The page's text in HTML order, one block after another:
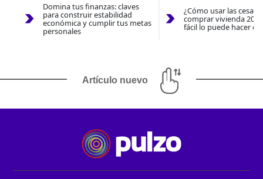
Domina tus finanzas: claves
para construir estabilidad
económica y cumplir tus metas
personales
¿Cómo usar las
comprar vivienda
fácil lo puede hacer
Artículo nuevo